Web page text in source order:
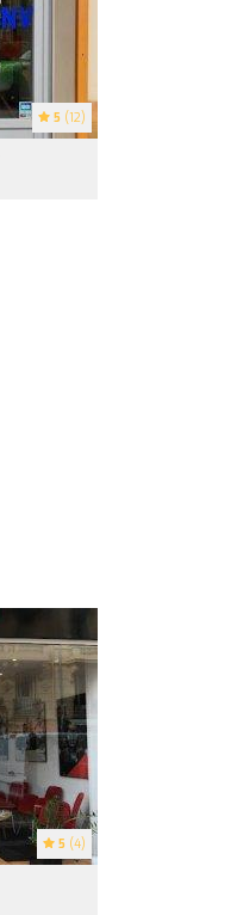
5 (12)
5 (4)